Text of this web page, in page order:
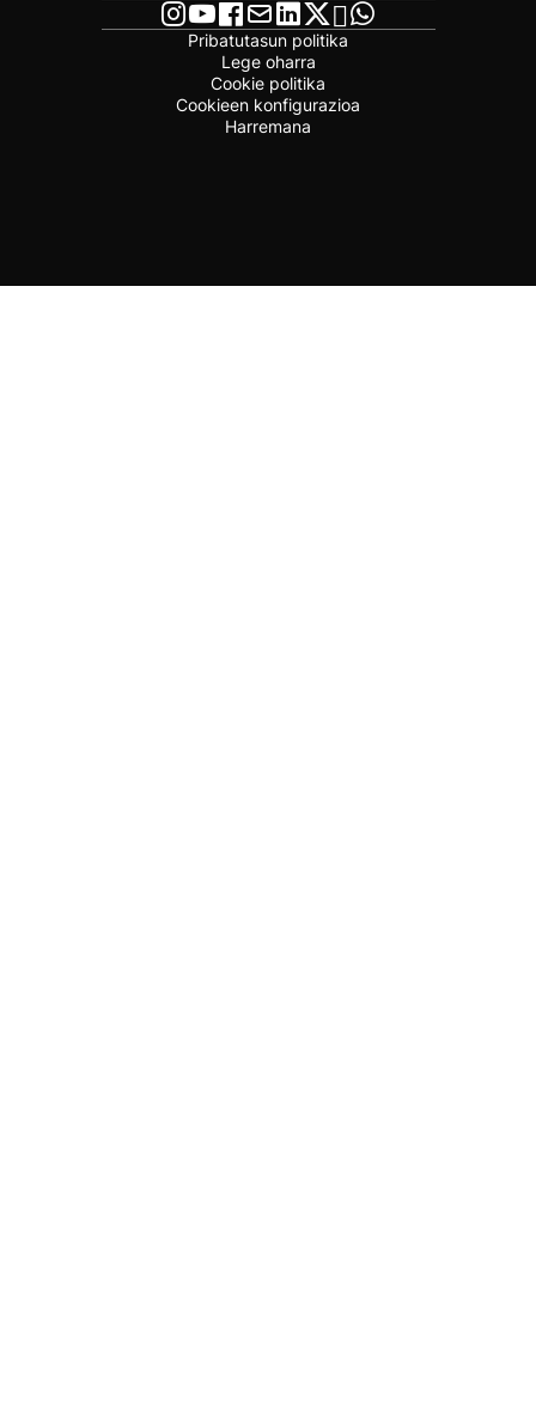
Pribatutasun politika
Lege oharra
Cookie politika
Cookieen konfigurazioa
Harremana